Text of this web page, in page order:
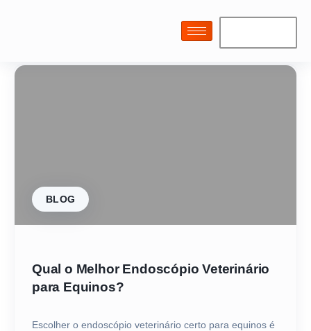
BLOG
Qual o Melhor Endoscópio Veterinário
para Equinos?
Escolher o endoscópio veterinário certo para equinos é